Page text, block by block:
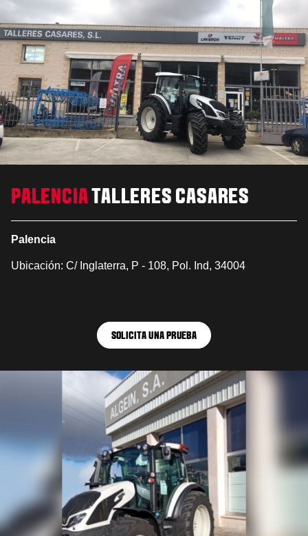
PALENCIA TALLERES CASARES
Palencia
Ubicación: C/ Inglaterra, P - 108, Pol. Ind, 34004
SOLICITA UNA PRUEBA